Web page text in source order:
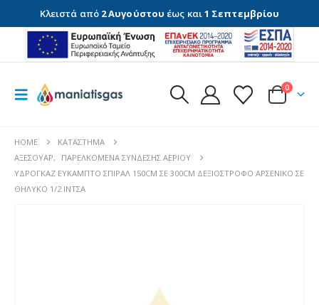
Κλειστά από 2 Αυγούστου έως και1 Σεπτεμβρίου
0
HOME
ΚΑΤΆΣΤΗΜΑ
ΑΞΕΣΟΥΆΡ,
ΠΑΡΕΛΚΌΜΕΝΑ ΣΎΝΔΕΣΗΣ ΑΕΡΊΟΥ
ΥΔΡΟΓΚΆΖ ΕΎΚΑΜΠΤΟ ΣΠΙΡΆΛ 150CM ΣΕ 300CM ΔΕΞΙΌΣΤΡΟΦΟ ΑΡΣΕΝΙΚΌ ΣΕ
ΘΗΛΥΚΌ 1/2 ΊΝΤΣΑ